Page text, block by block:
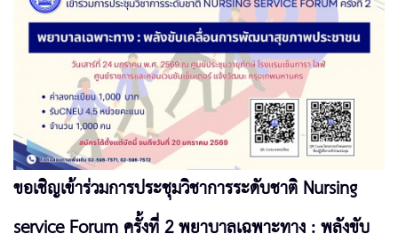
ขอเชิญเข้าร่วมการประชุมวิชาการระดับชาติ Nursing
service Forum ครั้งที่ 2 พยาบาลเฉพาะทาง : พลังขับ